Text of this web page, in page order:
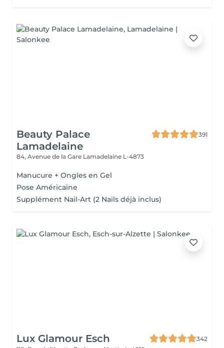
Beauty Palace
Lamadelaine
391
84, Avenue de la Gare Lamadelaine L-4873
Manucure + Ongles en Gel
Pose Américaine
Supplément Nail-Art (2 Nails déjà inclus)
Lux Glamour Esch
342